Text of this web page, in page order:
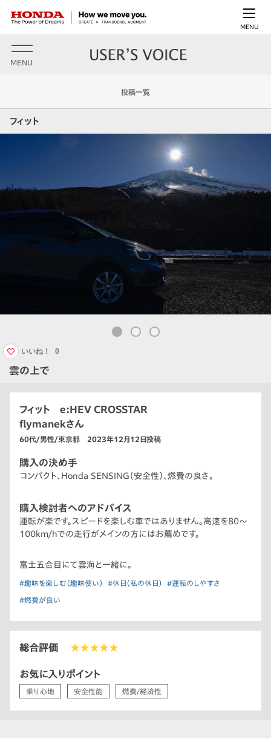
MENU
MENU
投稿一覧
フィット
雲の上で
いいね！ 0
フィット e:HEV CROSSTAR
flymanekさん
60代/男性/東京都 2023年12月12日投稿
購入の決め手
コンパクト、Honda SENSING（安全性）、燃費の良さ。
購入検討者へのアドバイス
運転が楽です。スピードを楽しむ車ではありません。高速を80〜
100km/hでの走行がメインの方にはお薦めです。
富士五合目にて雲海と一緒に。
#趣味を楽しむ（趣味使い） #休日（私の休日） #運転のしやすさ
#燃費が良い
総合評価 ★★★★★
お気に入りポイント
乗り心地 安全性能 燃費/経済性